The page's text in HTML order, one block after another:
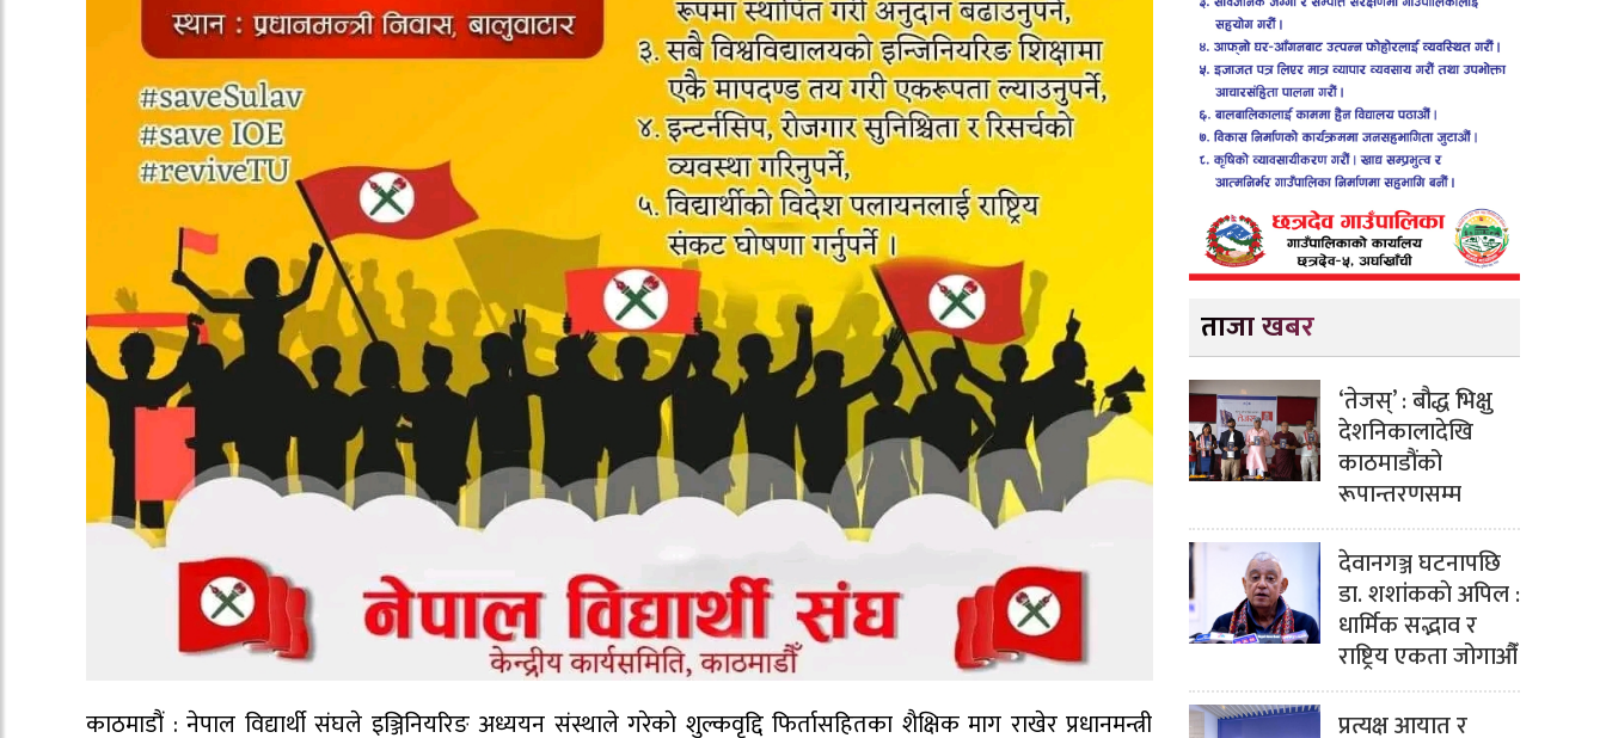
काठमाडौं : नेपाल विद्यार्थी संघले इञ्जिनियरिङ अध्ययन संस्थाले गरेकाे शुल्कवृद्दि फिर्तासहितका शैक्षिक माग राखेर प्रधानमन्त्री
ताजा खबर
‘तेजस्’ : बौद्ध भिक्षु
देशनिकालादेखि
काठमाडौंको
रूपान्तरणसम्म
देवानगञ्ज घटनापछि
डा. शशांककाे अपिल :
धार्मिक सद्भाव र
राष्ट्रिय एकता जोगाऔँ
प्रत्यक्ष आयात र